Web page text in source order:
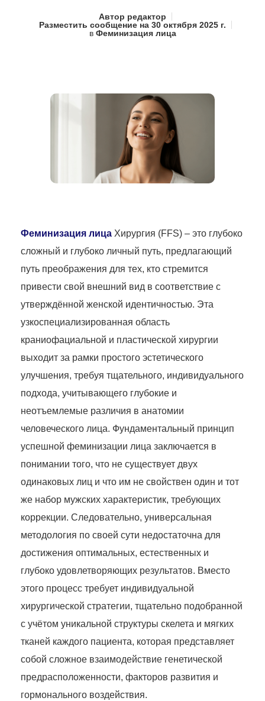
Автор редактор
Разместить сообщение на 30 октября 2025 г.
в Феминизация лица
Феминизация лица Хирургия (FFS) – это глубоко
сложный и глубоко личный путь, предлагающий
путь преображения для тех, кто стремится
привести свой внешний вид в соответствие с
утверждённой женской идентичностью. Эта
узкоспециализированная область
краниофациальной и пластической хирургии
выходит за рамки простого эстетического
улучшения, требуя тщательного, индивидуального
подхода, учитывающего глубокие и
неотъемлемые различия в анатомии
человеческого лица. Фундаментальный принцип
успешной феминизации лица заключается в
понимании того, что не существует двух
одинаковых лиц и что им не свойствен один и тот
же набор мужских характеристик, требующих
коррекции. Следовательно, универсальная
методология по своей сути недостаточна для
достижения оптимальных, естественных и
глубоко удовлетворяющих результатов. Вместо
этого процесс требует индивидуальной
хирургической стратегии, тщательно подобранной
с учётом уникальной структуры скелета и мягких
тканей каждого пациента, которая представляет
собой сложное взаимодействие генетической
предрасположенности, факторов развития и
гормонального воздействия.